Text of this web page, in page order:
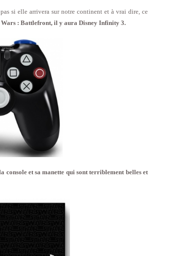
si elle arrivera sur notre continent et à vrai dire, ce
Wars : Battlefront, il y aura Disney Infinity 3.
et sa manette qui sont terriblement belles et